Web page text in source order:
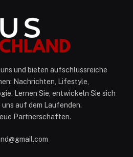
und bieten aufschlussreiche
Nachrichten, Lifestyle,
Lernen Sie, entwickeln Sie sich
auf dem Laufenden.
Partnerschaften.